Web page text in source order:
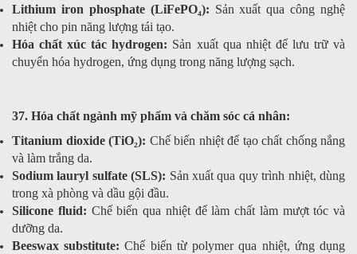
Lithium iron phosphate (LiFePO₄): Sản xuất qua công nghệ
nhiệt cho pin năng lượng tái tạo.
Hóa chất xúc tác hydrogen: Sản xuất qua nhiệt để lưu trữ và
chuyển hóa hydrogen, ứng dụng trong năng lượng sạch.
37. Hóa chất ngành mỹ phẩm và chăm sóc cá nhân:
Titanium dioxide (TiO₂): Chế biến nhiệt để tạo chất chống nắng
và làm trắng da.
Sodium lauryl sulfate (SLS): Sản xuất qua quy trình nhiệt, dùng
trong xà phòng và dầu gội đầu.
Silicone fluid: Chế biến qua nhiệt để làm chất làm mượt tóc và
dưỡng da.
Beeswax substitute: Chế biến từ polymer qua nhiệt, ứng dụng